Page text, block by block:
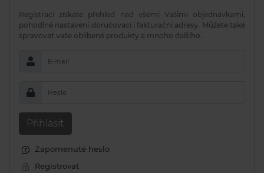
Registrací získáte přehled nad všemi Vašimi objednávkami,
pohodlné nastavení doručovací i fakturační adresy. Můžete také
spravovat vaše oblíbené produkty a mnoho dalšího.
E-mail
Heslo
Přihlásit
Zapomenuté heslo
Registrovat